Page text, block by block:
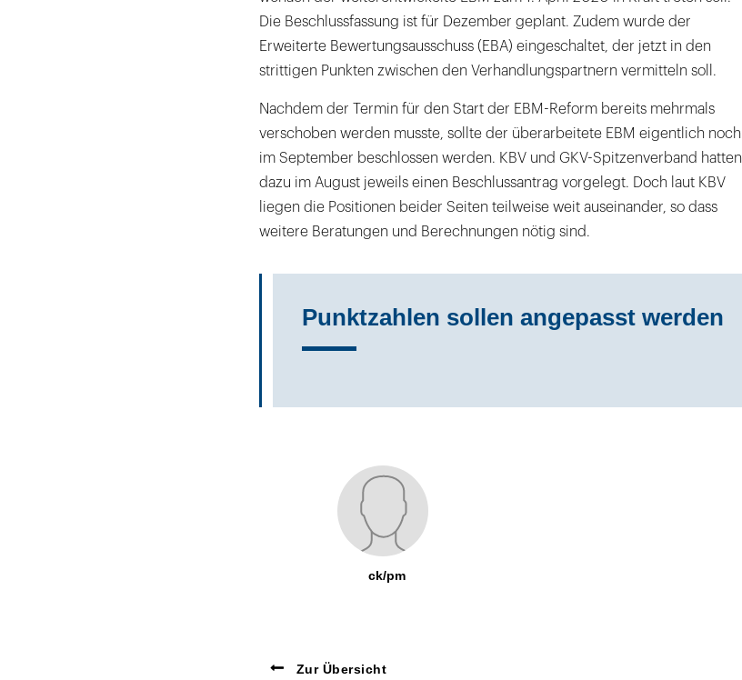
Die Beschlussfassung ist für Dezember geplant. Zudem wurde der
Erweiterte Bewertungsausschuss (EBA) eingeschaltet, der jetzt in den
strittigen Punkten zwischen den Verhandlungspartnern vermitteln soll.
Nachdem der Termin für den Start der EBM-Reform bereits mehrmals
verschoben werden musste, sollte der überarbeitete EBM eigentlich noch
im September beschlossen werden. KBV und GKV-Spitzenverband hatten
dazu im August jeweils einen Beschlussantrag vorgelegt. Doch laut KBV
liegen die Positionen beider Seiten teilweise weit auseinander, so dass
weitere Beratungen und Berechnungen nötig sind.
Punktzahlen sollen angepasst werden
ck/pm
Zur Übersicht